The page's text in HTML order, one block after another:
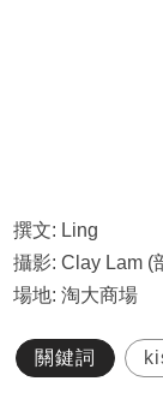
撰文: Ling
攝影: Clay Lam (
場地: 淘大商場
關鍵詞